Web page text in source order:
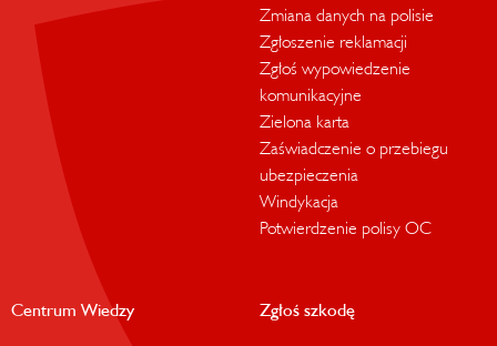
Zmiana danych na polisie
Zgłoszenie reklamacji
Zgłoś wypowiedzenie
komunikacyjne
Zielona karta
Zaświadczenie o przebiegu
ubezpieczenia
Windykacja
Potwierdzenie polisy OC
Centrum Wiedzy Zgłoś szkodę